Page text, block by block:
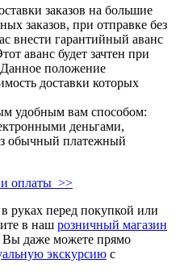
заказов на большие
заказов, при отправке без
внести гарантийный аванс
аванс будет зачтен при
Данное положение
доставки которых
удобным вам способом:
деньгами,
обычный платежный
и оплаты >>
руках перед покупкой или
в наш розничный магазин
Вы даже можете прямо
экскурсию с